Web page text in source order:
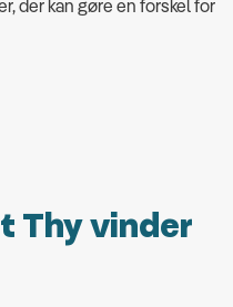
der kan gøre en forskel for
Thy vinder